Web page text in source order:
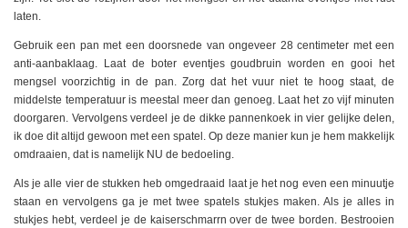
laten.
Gebruik een pan met een doorsnede van ongeveer 28 centimeter met een
anti-aanbaklaag. Laat de boter eventjes goudbruin worden en gooi het
mengsel voorzichtig in de pan. Zorg dat het vuur niet te hoog staat, de
middelste temperatuur is meestal meer dan genoeg. Laat het zo vijf minuten
doorgaren. Vervolgens verdeel je de dikke pannenkoek in vier gelijke delen,
ik doe dit altijd gewoon met een spatel. Op deze manier kun je hem makkelijk
omdraaien, dat is namelijk NU de bedoeling.
Als je alle vier de stukken heb omgedraaid laat je het nog even een minuutje
staan en vervolgens ga je met twee spatels stukjes maken. Als je alles in
stukjes hebt, verdeel je de kaiserschmarrn over de twee borden. Bestrooien